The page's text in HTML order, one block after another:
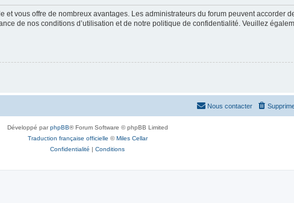
et vous offre de nombreux avantages. Les administrateurs du forum peuvent accorder
de nos conditions d’utilisation et de notre politique de confidentialité. Veuillez
Nous contacter
Développé parphpBB® Forum Software © phpBB Limited
Traduction française officielle ©Miles Cellar
Confidentialité | Conditions